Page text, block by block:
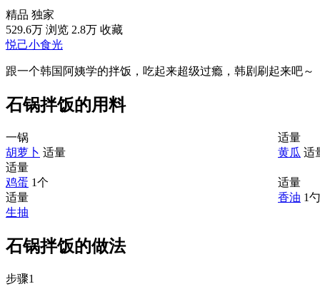
精品 独家
529.6万 浏览 2.8万 收藏
悦己小食光
跟一个韩国阿姨学的拌饭，吃起来超级过瘾，韩剧刷起来吧～
石锅拌饭的用料
一锅
适量
胡萝卜 适量 黄瓜 适
适量
鸡蛋 1个
适量
适量
香油 1勺
生抽
石锅拌饭的做法
步骤1